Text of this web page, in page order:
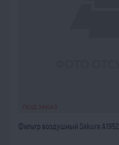
ПОД ЗАКАЗ
Фильтр воздушный Sakura A1952